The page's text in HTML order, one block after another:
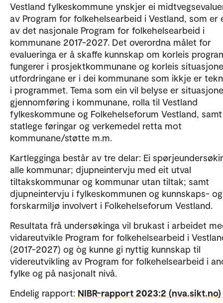
Vestland fylkeskommune ynskjer ei
av Program for folkehelsearbeid i Vestland, som er
av det nasjonale Program for folkehelsearbeid i
kommunane 2017-2027. Det overordna målet for
evalueringa er å skaffe kunnskap om korleis
fungerer i prosjektkommunane og korleis
utfordringane er i dei kommunane som ikkje er
i programmet. Tema som ein vil belyse er
gjennomføring i kommunane, rolla til Vestland
fylkeskommune og Folkehelseforum Vestland, samt
statlege føringar og verkemedel retta mot
kommunane/støtte m.m.
Kartlegginga består av tre delar: Ei
alle kommunar; djupneintervju med eit utval
tiltakskommunar og kommunar utan tiltak; samt
djupneintervju i fylkeskommunen og kunnskaps- og
forskarmiljø involvert i Folkehelseforum Vestland.
Resultata frå undersøkinga vil brukast i arbeidet
vidareutvikle Program for folkehelsearbeid i
(2017-2027) og òg kunne gi nyttig kunnskap til
videreutvikling av Program for folkehelsearbeid i
fylke og på nasjonalt nivå.
Endelig rapport: NIBR-rapport 2023:2 (nva.sikt.no)